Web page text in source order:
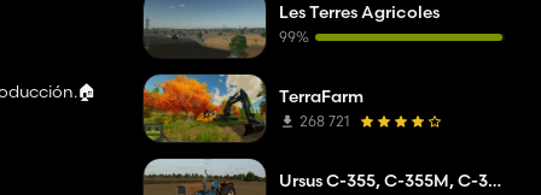
Les Terres Agricoles
99%
TerraFarm
268 721
Ursus C-355, C-355M, C-360